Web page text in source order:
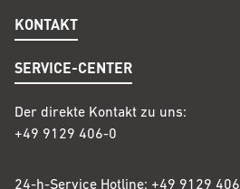
KONTAKT
SERVICE-CENTER
Der direkte Kontakt zu uns:
+49 9129 406-0
24-h-Service Hotline: +49 9129